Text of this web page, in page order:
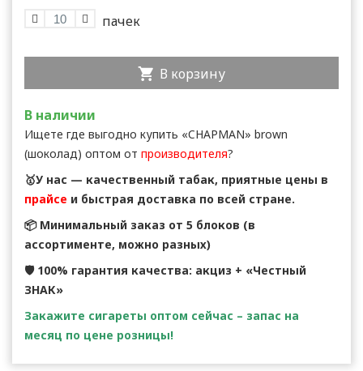
В корзину
В наличии
Ищете где выгодно купить «CHAPMAN» brown
(шоколад) оптом от производителя?
🥇У нас — качественный табак, приятные цены в
прайсе и быстрая доставка по всей стране.
📦 Минимальный заказ от 5 блоков (в
ассортименте, можно разных)
🛡 100% гарантия качества: акциз + «Честный
ЗНАК»
Закажите сигареты оптом сейчас – запас на
месяц по цене розницы!